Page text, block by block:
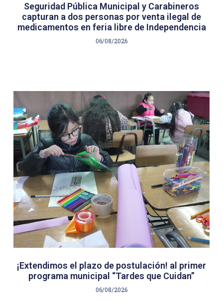
Seguridad Pública Municipal y Carabineros
capturan a dos personas por venta ilegal de
medicamentos en feria libre de Independencia
06/08/2026
¡Extendimos el plazo de postulación! al primer
programa municipal “Tardes que Cuidan”
06/08/2026